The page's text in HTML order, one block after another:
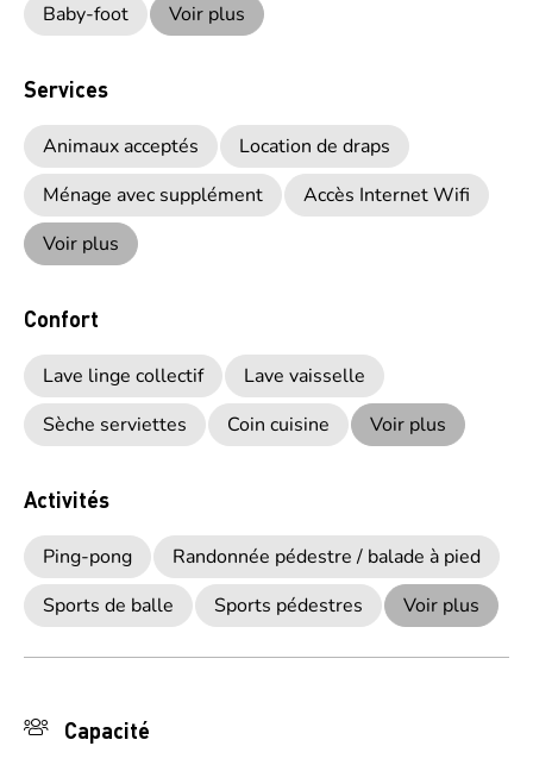
Baby-foot
Voir plus
Services
Animaux acceptés
Location de draps
Ménage avec supplément
Accès Internet Wifi
Voir plus
Confort
Lave linge collectif
Lave vaisselle
Sèche serviettes
Coin cuisine Voir plus
Activités
Ping-pong
Randonnée pédestre / balade à pied
Sports de balle
Sports pédestres Voir plus
Capacité